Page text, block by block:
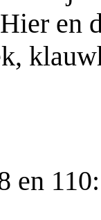
en
en